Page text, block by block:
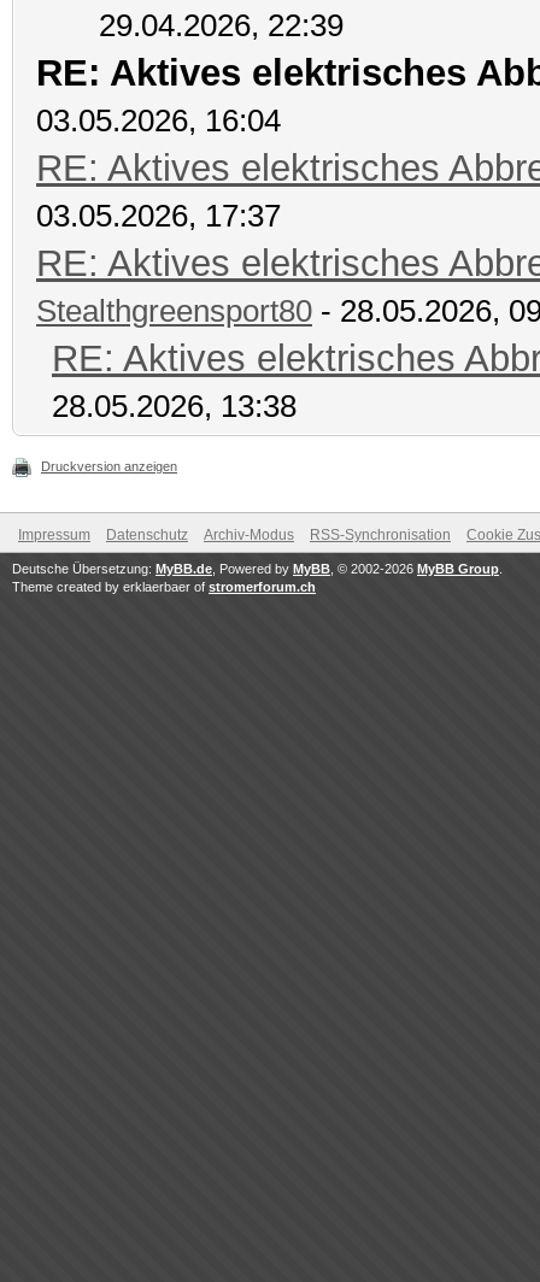
29.04.2026, 22:39
RE: Aktives elektrisches
03.05.2026, 16:04
RE: Aktives elektrisches
03.05.2026, 17:37
RE: Aktives elektrisches
Stealthgreensport80 - 28.05.2026,
RE: Aktives elektrisches
28.05.2026, 13:38
Druckversion anzeigen
Impressum Datenschutz Archiv-Modus RSS-Synchronisation Cookie
Deutsche Übersetzung: MyBB.de , Powered by MyBB , © 2002-2026 MyBB Group
Theme created by erklaerbaer of stromerforum.ch